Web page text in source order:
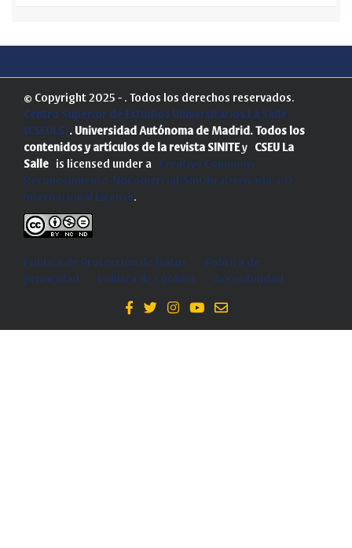
© Copyright 2025 - . Todos los derechos reservados.
Centro Superior de Estudios Universitarios La Salle
(CSEULS). Universidad Autónoma de Madrid. Todos los
contenidos y artículos de la revista SINITEy CSEU La
Salle is licensed under a Creative Commons
Reconocimiento-NoComercial-SinObraDerivada 4.0
Internacional License.
Política de Protección de Datos -
Politica de
privacidad
- Política de cookies - Accesibilidad